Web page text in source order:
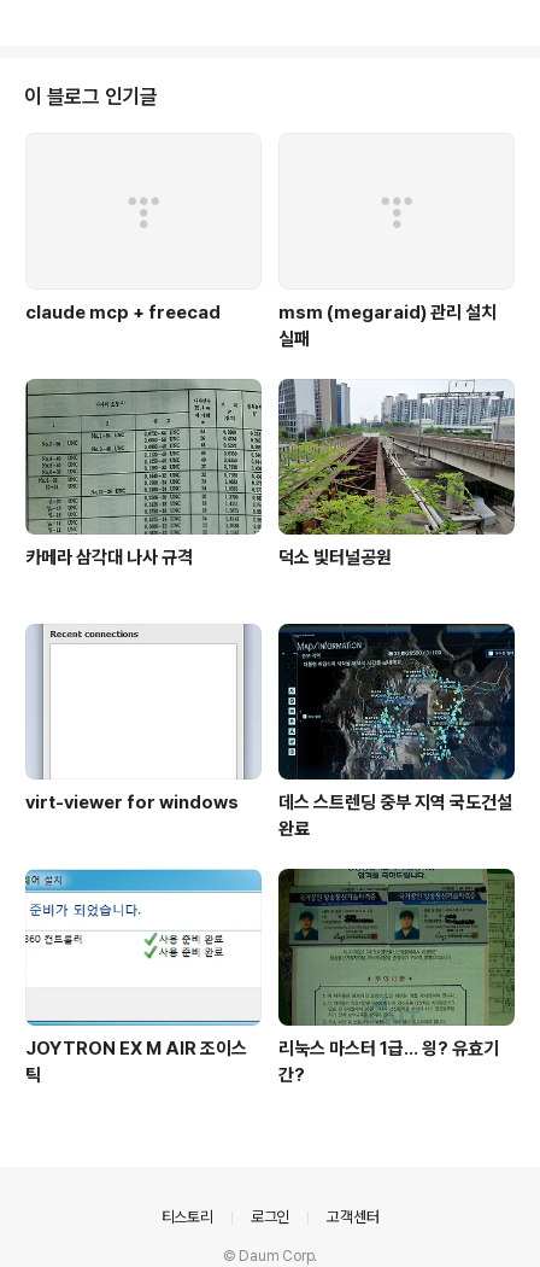
이 블로그 인기글
claude mcp + freecad
msm (megaraid) 관리 설치
실패
카메라 삼각대 나사 규격 덕소 빛터널공원
virt-viewer for windows
데스 스트렌딩 중부 지역 국도건설
완료
JOYTRON EX M AIR 조이스
틱
리눅스 마스터 1급... 읭? 유효기
간?
티스토리 로그인 고객센터
© Daum Corp.